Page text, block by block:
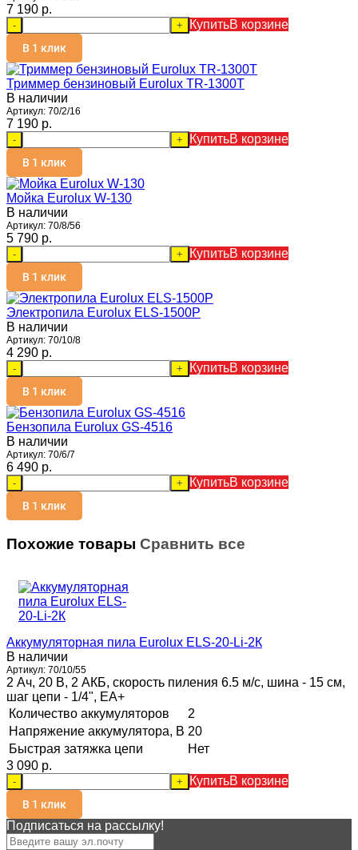
7 190 p.
- + КупитьВ корзине
В 1 клик
Триммер бензиновый Eurolux TR-1300T
В наличии
Артикул: 70/2/16
7 190 p.
- + КупитьВ корзине
В 1 клик
Мойка Eurolux W-130
В наличии
Артикул: 70/8/56
5 790 p.
- + КупитьВ корзине
В 1 клик
Электропила Eurolux ELS-1500P
В наличии
Артикул: 70/10/8
4 290 p.
- + КупитьВ корзине
В 1 клик
Бензопила Eurolux GS-4516
В наличии
Артикул: 70/6/7
6 490 p.
- + КупитьВ корзине
В 1 клик
Похожие товары Сравнить все
Аккумуляторная пила Eurolux ELS-20-Li-2К
В наличии
Артикул: 70/10/55
2 Ач, 20 В, 2 АКБ, скорость пиления 6.5 м/с, шина - 15 см,
шаг цепи - 1/4", ЕА+
Количество аккумуляторов
2
Напряжение аккумулятора, В 20
Быстрая затяжка цепи
Нет
3 090 p.
- + КупитьВ корзине
В 1 клик
Подписаться на рассылкy!